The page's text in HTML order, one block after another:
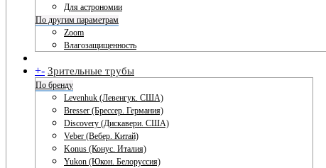
Для астрономии
По другим параметрам
Zoom
Влагозащищенность
+- Зрительные трубы
По бренду
Levenhuk (Левенгук. США)
Bresser (Брессер. Германия)
Discovery (Дискавери. США)
Veber (Вебер. Китай)
Konus (Конус. Италия)
Yukon (Юкон. Белоруссия)